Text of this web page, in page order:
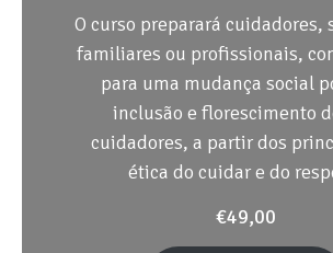
O curso preparará cuidadores,
familiares ou profissionais,
para uma mudança social
inclusão e florescimento
cuidadores, a partir dos
ética do cuidar e do
€49,00